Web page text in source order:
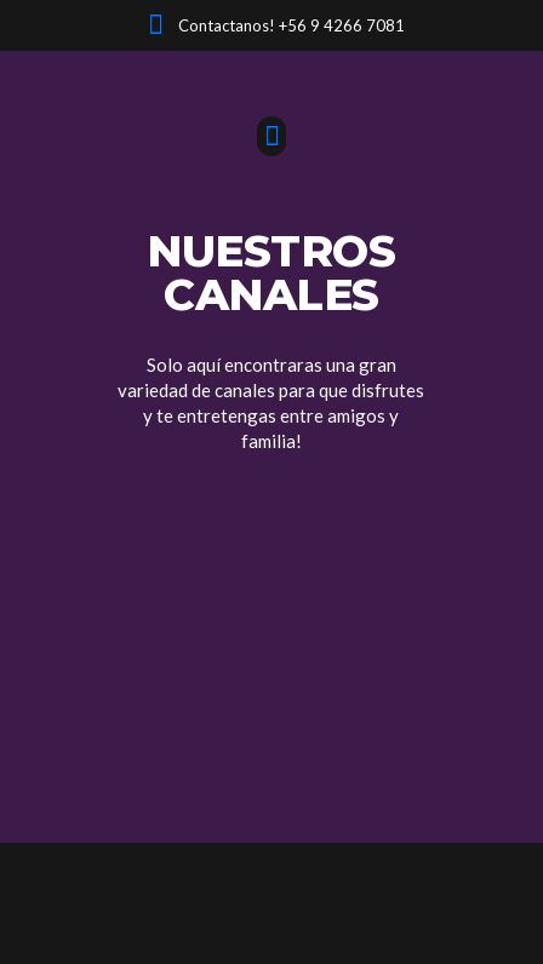
Contactanos! +56 9 4266 7081
NUESTROS
CANALES
Solo aquí encontraras una gran
variedad de canales para que disfrutes
y te entretengas entre amigos y
familia!